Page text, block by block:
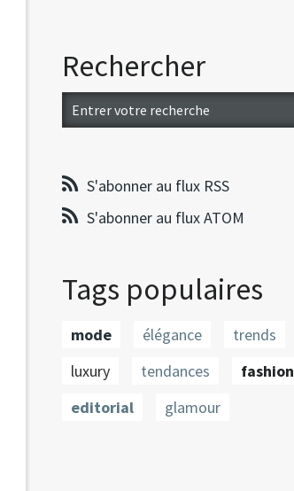
Rechercher
S'abonner au flux RSS
S'abonner au flux ATOM
Tags populaires
mode élégance trends
luxury
tendances fashion
editorial
glamour